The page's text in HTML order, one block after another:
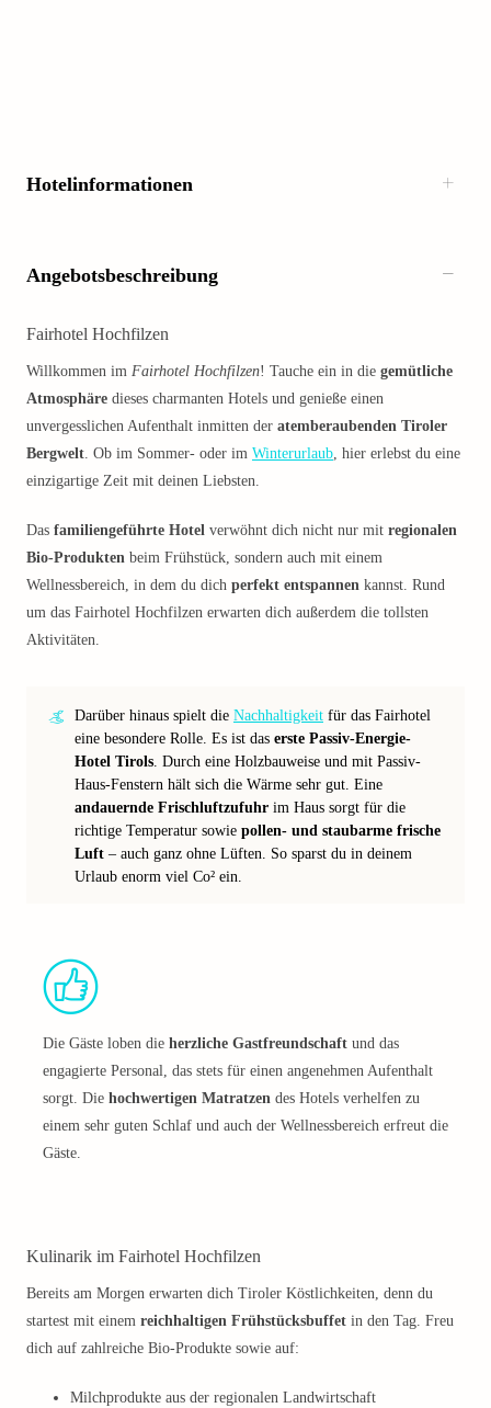
Hotelinformationen
Angebotsbeschreibung
Fairhotel Hochfilzen
Willkommen im Fairhotel Hochfilzen! Tauche ein in die gemütliche
Atmosphäre dieses charmanten Hotels und genieße einen
unvergesslichen Aufenthalt inmitten der atemberaubenden Tiroler
Bergwelt. Ob im Sommer- oder im Winterurlaub, hier erlebst du eine
einzigartige Zeit mit deinen Liebsten.
Das familiengeführte Hotel verwöhnt dich nicht nur mit regionalen
Bio-Produkten beim Frühstück, sondern auch mit einem
Wellnessbereich, in dem du dich perfekt entspannen kannst. Rund
um das Fairhotel Hochfilzen erwarten dich außerdem die tollsten
Aktivitäten.
Darüber hinaus spielt die Nachhaltigkeit für das Fairhotel
eine besondere Rolle. Es ist das erste Passiv-Energie-
Hotel Tirols. Durch eine Holzbauweise und mit Passiv-
Haus-Fenstern hält sich die Wärme sehr gut. Eine
andauernde Frischluftzufuhr im Haus sorgt für die
richtige Temperatur sowie pollen- und staubarme frische
Luft – auch ganz ohne Lüften. So sparst du in deinem
Urlaub enorm viel Co² ein.
Die Gäste loben die herzliche Gastfreundschaft und das
engagierte Personal, das stets für einen angenehmen Aufenthalt
sorgt. Die hochwertigen Matratzen des Hotels verhelfen zu
einem sehr guten Schlaf und auch der Wellnessbereich erfreut die
Gäste.
Kulinarik im Fairhotel Hochfilzen
Bereits am Morgen erwarten dich Tiroler Köstlichkeiten, denn du
startest mit einem reichhaltigen Frühstücksbuffet in den Tag. Freu
dich auf zahlreiche Bio-Produkte sowie auf:
Milchprodukte aus der regionalen Landwirtschaft